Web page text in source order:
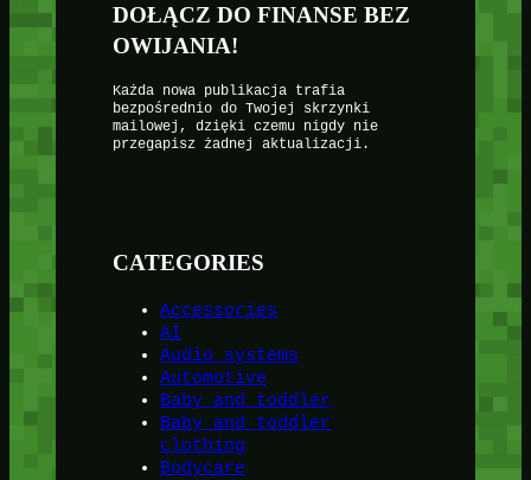
DOŁĄCZ DO FINANSE BEZ
OWIJANIA!
Każda nowa publikacja trafia
bezpośrednio do Twojej skrzynki
mailowej, dzięki czemu nigdy nie
przegapisz żadnej aktualizacji.
CATEGORIES
Accessories
AI
Audio systems
Automotive
Baby and toddler
Baby and toddler
clothing
Bodycare